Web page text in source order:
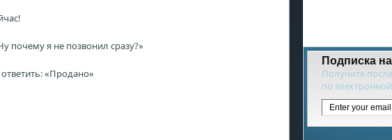
почему я не позвонил сразу?»
«Продано»
Подписка
Получите
по